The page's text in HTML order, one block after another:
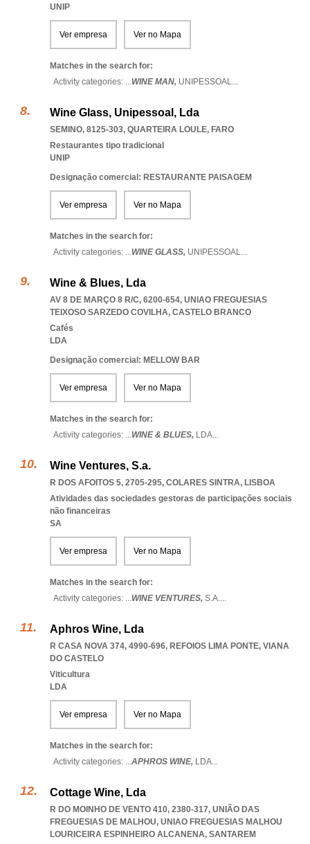
UNIP
Ver empresa Ver no Mapa
Matches in the search for:
Activity categories: ...WINE MAN, UNIPESSOAL...
Wine Glass, Unipessoal, Lda
SEMINO, 8125-303, QUARTEIRA LOULE, FARO
Restaurantes tipo tradicional
UNIP
Designação comercial: RESTAURANTE PAISAGEM
Ver empresa Ver no Mapa
Matches in the search for:
Activity categories: ...WINE GLASS, UNIPESSOAL...
Wine & Blues, Lda
AV 8 DE MARÇO 8 R/C, 6200-654, UNIAO FREGUESIAS
TEIXOSO SARZEDO COVILHA, CASTELO BRANCO
Cafés
LDA
Designação comercial: MELLOW BAR
Ver empresa Ver no Mapa
Matches in the search for:
Activity categories: ...WINE & BLUES, LDA...
Wine Ventures, S.a.
R DOS AFOITOS 5, 2705-295, COLARES SINTRA, LISBOA
Atividades das sociedades gestoras de participações sociais
não financeiras
SA
Ver empresa Ver no Mapa
Matches in the search for:
Activity categories: ...WINE VENTURES, S.A....
Aphros Wine, Lda
R CASA NOVA 374, 4990-696, REFOIOS LIMA PONTE, VIANA
DO CASTELO
Viticultura
LDA
Ver empresa Ver no Mapa
Matches in the search for:
Activity categories: ...APHROS WINE, LDA...
Cottage Wine, Lda
R DO MOINHO DE VENTO 410, 2380-317, UNIÃO DAS
FREGUESIAS DE MALHOU, UNIAO FREGUESIAS MALHOU
LOURICEIRA ESPINHEIRO ALCANENA, SANTAREM